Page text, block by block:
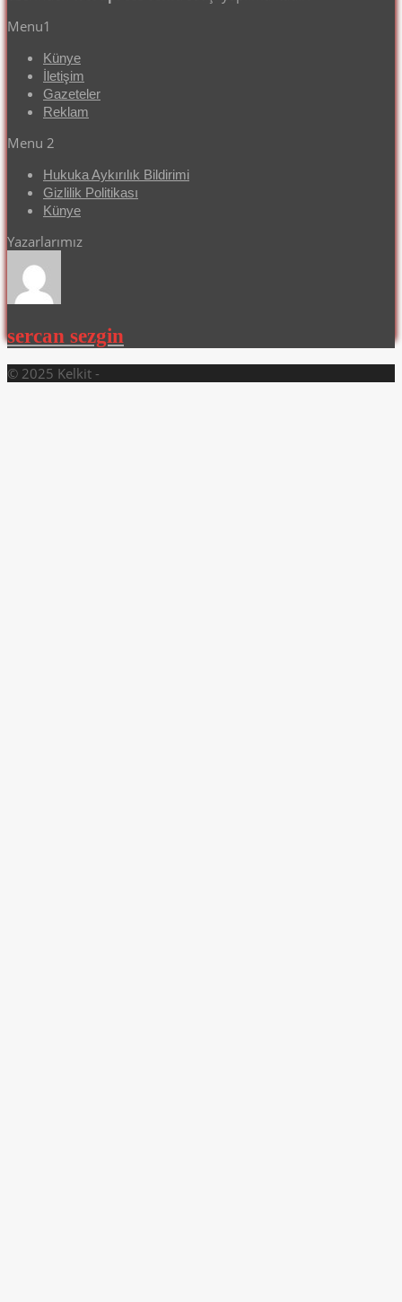
Menu1
Künye
İletişim
Gazeteler
Reklam
Menu 2
Hukuka Aykırılık Bildirimi
Gizlilik Politikası
Künye
Yazarlarımız
sercan sezgin
© 2025 Kelkit -